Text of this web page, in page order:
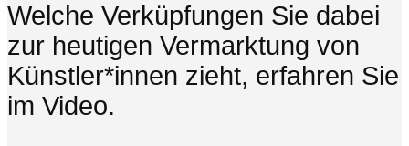
Welche Verküpfungen Sie dabei
zur heutigen Vermarktung von
Künstler*innen zieht, erfahren Sie
im Video.